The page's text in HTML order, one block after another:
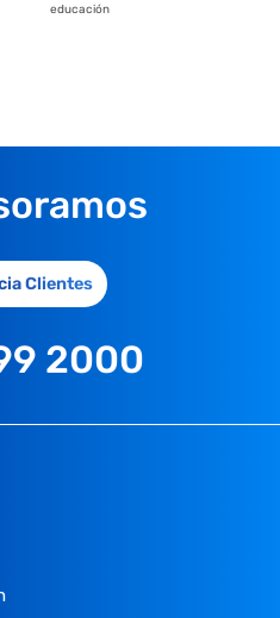
educación
Clientes
2000